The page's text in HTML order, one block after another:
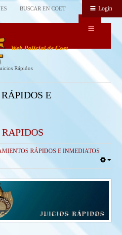
BUSCAR EN COET
Login
Web Policial de Coet
Rápidos
E
RÁPIDOS E INMEDIATOS